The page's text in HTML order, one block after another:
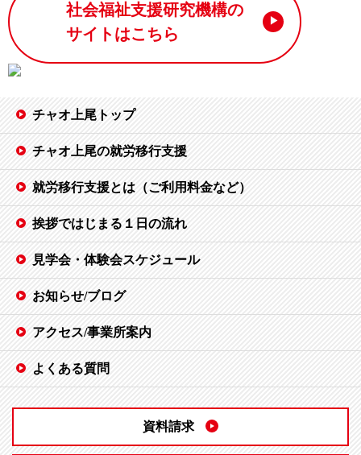
社会福祉支援研究機構の
サイトはこちら
チャオ上尾トップ
チャオ上尾の就労移行支援
就労移行支援とは（ご利用料金など）
挨拶ではじまる１日の流れ
見学会・体験会スケジュール
お知らせ/ブログ
アクセス/事業所案内
よくある質問
資料請求